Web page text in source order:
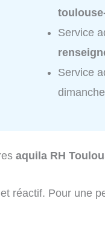
Service
Service
aquila RH
réactif. Pour une